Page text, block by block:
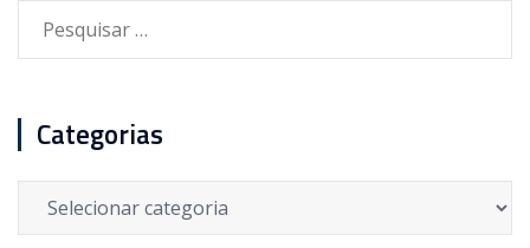
Categorias
Categorias